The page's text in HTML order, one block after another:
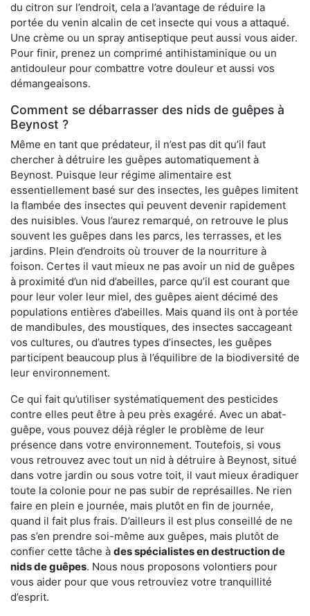
du citron sur l’endroit, cela a l’avantage de réduire la
portée du venin alcalin de cet insecte qui vous a attaqué.
Une crème ou un spray antiseptique peut aussi vous aider.
Pour finir, prenez un comprimé antihistaminique ou un
antidouleur pour combattre votre douleur et aussi vos
démangeaisons.
Comment se débarrasser des nids de guêpes à
Beynost ?
Même en tant que prédateur, il n’est pas dit qu’il faut
chercher à détruire les guêpes automatiquement à
Beynost. Puisque leur régime alimentaire est
essentiellement basé sur des insectes, les guêpes limitent
la flambée des insectes qui peuvent devenir rapidement
des nuisibles. Vous l’aurez remarqué, on retrouve le plus
souvent les guêpes dans les parcs, les terrasses, et les
jardins. Plein d’endroits où trouver de la nourriture à
foison. Certes il vaut mieux ne pas avoir un nid de guêpes
à proximité d’un nid d’abeilles, parce qu’il est courant que
pour leur voler leur miel, des guêpes aient décimé des
populations entières d’abeilles. Mais quand ils ont à portée
de mandibules, des moustiques, des insectes saccageant
vos cultures, ou d’autres types d’insectes, les guêpes
participent beaucoup plus à l’équilibre de la biodiversité de
leur environnement.
Ce qui fait qu’utiliser systématiquement des pesticides
contre elles peut être à peu près exagéré. Avec un abat-
guêpe, vous pouvez déjà régler le problème de leur
présence dans votre environnement. Toutefois, si vous
vous retrouvez avec tout un nid à détruire à Beynost, situé
dans votre jardin ou sous votre toit, il vaut mieux éradiquer
toute la colonie pour ne pas subir de représailles. Ne rien
faire en plein e journée, mais plutôt en fin de journée,
quand il fait plus frais. D’ailleurs il est plus conseillé de ne
pas s’en prendre soi-même aux guêpes, mais plutôt de
confier cette tâche à des spécialistes en destruction de
nids de guêpes. Nous nous proposons volontiers pour
vous aider pour que vous retrouviez votre tranquillité
d’esprit.